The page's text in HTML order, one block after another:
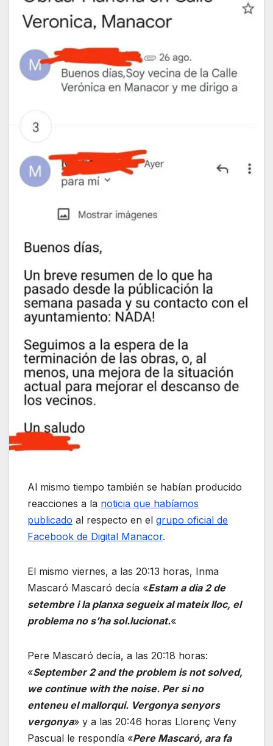
Al mismo tiempo también se habían producido
reacciones a la noticia que habíamos
publicado al respecto en el grupo oficial de
Facebook de Digital Manacor.
El mismo viernes, a las 20:13 horas, Inma
Mascaró Mascaró decía «Estam a dia 2 de
setembre i la planxa segueix al mateix lloc, el
problema no s’ha sol.lucionat.«
Pere Mascaró decía, a las 20:18 horas:
«September 2 and the problem is not solved,
we continue with the noise. Per si no
enteneu el mallorqui. Vergonya senyors
vergonya» y a las 20:46 horas Llorenç Veny
Pascual le respondía «Pere Mascaró, ara fa